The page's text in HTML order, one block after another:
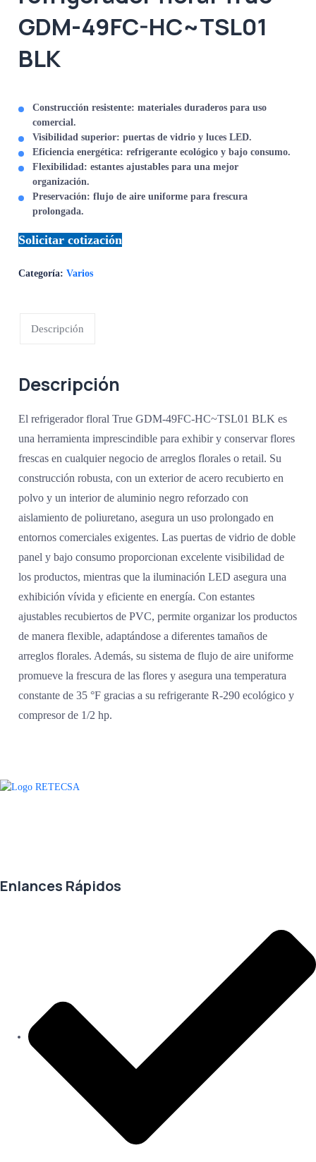
GDM-49FC-HC~TSL01
BLK
Construcción resistente: materiales duraderos para uso
comercial.
Visibilidad superior: puertas de vidrio y luces LED.
Eficiencia energética: refrigerante ecológico y bajo consumo.
Flexibilidad: estantes ajustables para una mejor
organización.
Preservación: flujo de aire uniforme para frescura
prolongada.
Solicitar cotización
Categoría:Varios
Descripción
Descripción
El refrigerador floral True GDM-49FC-HC~TSL01 BLK es
una herramienta imprescindible para exhibir y conservar flores
frescas en cualquier negocio de arreglos florales o retail. Su
construcción robusta, con un exterior de acero recubierto en
polvo y un interior de aluminio negro reforzado con
aislamiento de poliuretano, asegura un uso prolongado en
entornos comerciales exigentes. Las puertas de vidrio de doble
panel y bajo consumo proporcionan excelente visibilidad de
los productos, mientras que la iluminación LED asegura una
exhibición vívida y eficiente en energía. Con estantes
ajustables recubiertos de PVC, permite organizar los productos
de manera flexible, adaptándose a diferentes tamaños de
arreglos florales. Además, su sistema de flujo de aire uniforme
promueve la frescura de las flores y asegura una temperatura
constante de 35 °F gracias a su refrigerante R-290 ecológico y
compresor de 1/2 hp.
Enlances Rápidos